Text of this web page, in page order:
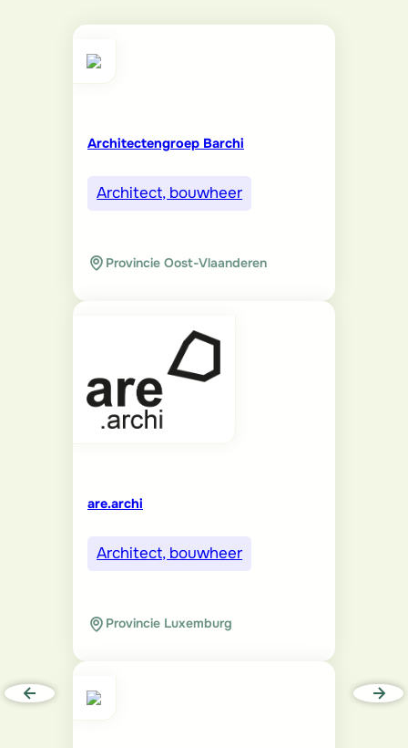
Architectengroep Barchi
Architect, bouwheer
Provincie Oost-Vlaanderen
are.archi
Architect, bouwheer
Provincie Luxemburg